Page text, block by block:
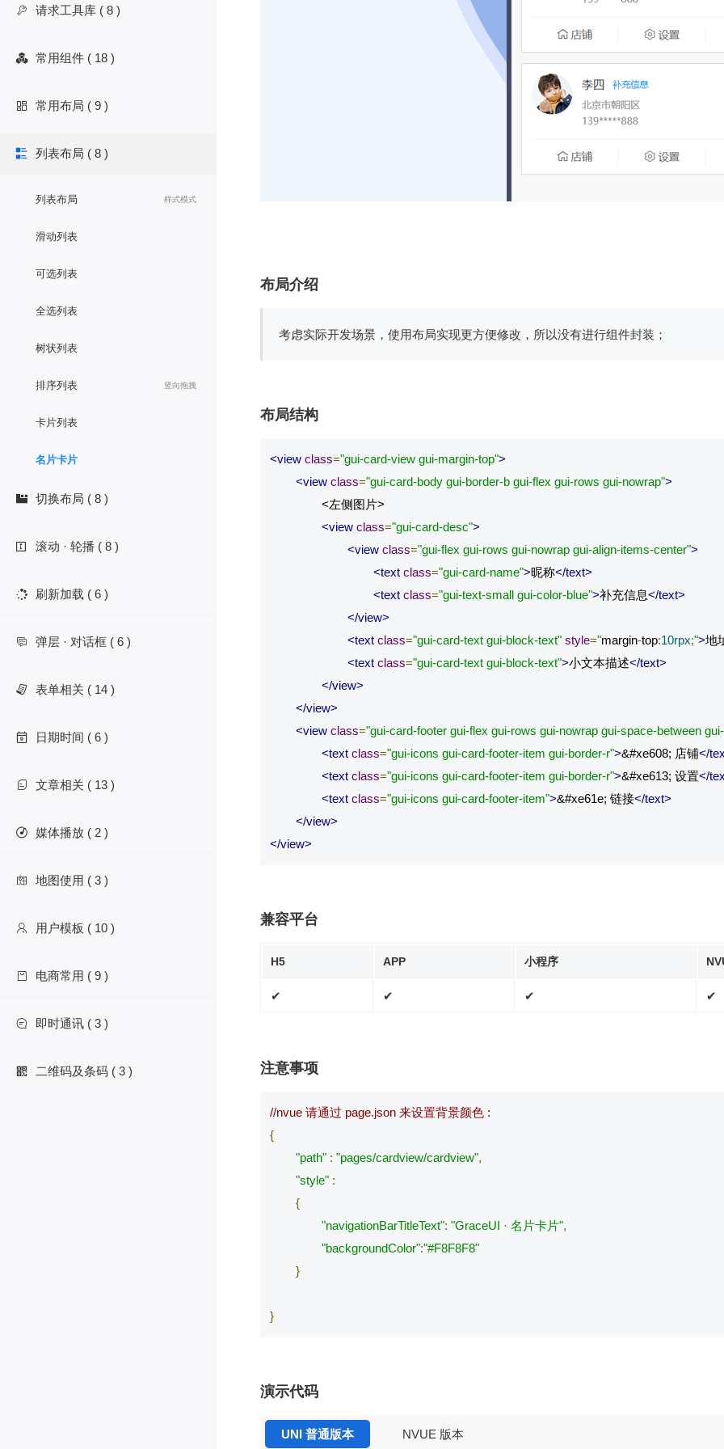
 请求工具库 ( 8 )
 常用组件 ( 18 )
 常用布局 ( 9 )
 列表布局 ( 8 )
列表布局 样式模式
滑动列表
可选列表
全选列表
树状列表
排序列表 竖向拖拽
卡片列表
名片卡片
 切换布局 ( 8 )
 滚动 · 轮播 ( 8 )
 刷新加载 ( 6 )
 弹层 · 对话框 ( 6 )
 表单相关 ( 14 )
 日期时间 ( 6 )
 文章相关 ( 13 )
 媒体播放 ( 2 )
 地图使用 ( 3 )
 用户模板 ( 10 )
 电商常用 ( 9 )
 即时通讯 ( 3 )
 二维码及条码 ( 3 )
布局介绍
考虑实际开发场景，使用布局实现更方便修改，所以没有进行组件封装；
布局结构
<view class="gui-card-view gui-margin-top">
<view class="gui-card-body gui-border-b gui-flex gui-rows gui-nowrap">
<view class="gui-card-desc">
<view class="gui-flex gui-rows gui-nowrap gui-align-items-center">
<text class="gui-card-name">昵称</text>
<text class="gui-text-small gui-color-blue">补充信息</text>
</view>
<text class="gui-card-text gui-block-text" style="margin-top:10rpx;">地
<text class="gui-card-text gui-block-text">小文本描述</text>
</view>
</view>
<view class="gui-card-footer gui-flex gui-rows gui-nowrap gui-space-between
<text class="gui-icons gui-card-footer-item gui-border-r">&#xe608; 店铺</
<text class="gui-icons gui-card-footer-item gui-border-r">&#xe613; 设置</
<text class="gui-icons gui-card-footer-item">&#xe61e; 链接</text>
</view>
</view>
兼容平台
H5 APP 小程序
✔ ✔ ✔ ✔
注意事项
//nvue 请通过 page.json 来设置背景颜色 :
{
"path" : "pages/cardview/cardview",
"style" :
{
"navigationBarTitleText": "GraceUI · 名片卡片",
"backgroundColor":"#F8F8F8"
}
}
演示代码
UNI 普通版本 NVUE 版本